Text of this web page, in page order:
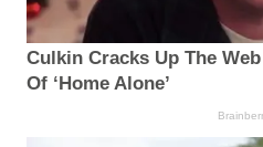
Culkin Cracks Up The
Of ‘Home Alone’